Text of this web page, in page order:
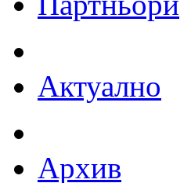
Актуално
Архив